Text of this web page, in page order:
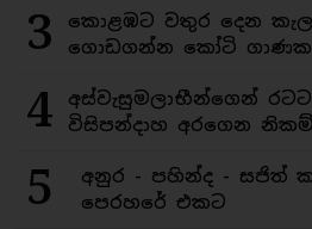
3
කොළඹට වතුර දෙන
ගොඩගන්න කෝටි
4
අස්වැසුමලාභීන්ගෙන්
විසිපන්දාහ අරගෙන
5
අනුර - පහින්ද - සජිත්
පෙරහරේ එකට